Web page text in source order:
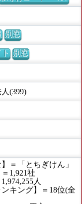
別窓
ト 別窓
(399)
＝「とちぎけん」
1,921社
人
キング】＝18位(全